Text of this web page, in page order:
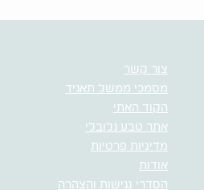
צור קשר
מסמכי ממשל תאגיד
הקוד האתי
אתר טבע גלובלי
מדיניות פרטיות
אודות
הסדרי נגישות והצהרה